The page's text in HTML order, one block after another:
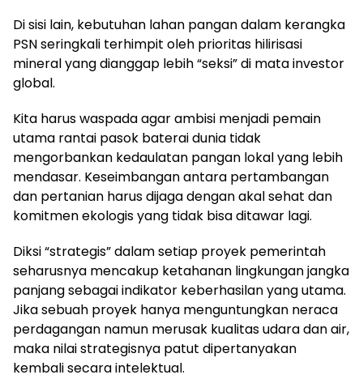
Di sisi lain, kebutuhan lahan pangan dalam kerangka
PSN seringkali terhimpit oleh prioritas hilirisasi
mineral yang dianggap lebih “seksi” di mata investor
global.
Kita harus waspada agar ambisi menjadi pemain
utama rantai pasok baterai dunia tidak
mengorbankan kedaulatan pangan lokal yang lebih
mendasar. Keseimbangan antara pertambangan
dan pertanian harus dijaga dengan akal sehat dan
komitmen ekologis yang tidak bisa ditawar lagi.
Diksi “strategis” dalam setiap proyek pemerintah
seharusnya mencakup ketahanan lingkungan jangka
panjang sebagai indikator keberhasilan yang utama.
Jika sebuah proyek hanya menguntungkan neraca
perdagangan namun merusak kualitas udara dan air,
maka nilai strategisnya patut dipertanyakan
kembali secara intelektual.